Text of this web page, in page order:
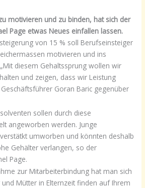
motivieren und zu binden, hat sich der
Page etwas Neues einfallen lassen.
von 15 % soll Berufseinsteiger
motivieren und ins
diesem Gehaltssprung wollen wir
und zeigen, dass wir Leistung
Goran Baric gegenüber
sollen durch diese
angeworben werden. Junge
umworben und könnten deshalb
Gehälter verlangen, so der
Page.
zur Mitarbeiterbindung hat man sich
Mütter in Elternzeit finden auf Ihrem